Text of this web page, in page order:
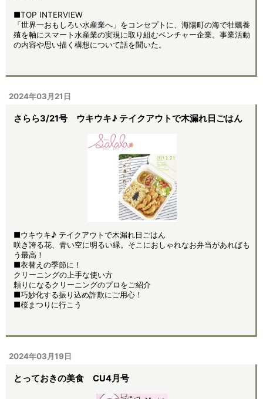
■TOP INTERVIEW
「世界一おもしろい水産業へ」をコンセプトに、海陽町の海で牡蠣養
殖を軸にスマート水産業の実現に取り組むベンチャー企業。事業活動
の内容や思い描く構想について話を聞いた。
2024年03月21日
さらら3/21号 ウキウキ♪ テイクアウトで木漏れ日ごはん
■ウキウキ♪ テイクアウトで木漏れ日ごはん
咲き誇る花、青い空に明るい緑。そこにおしゃれなお弁当があればも
う最高！
■衣替えの季節に！
クリーニングの上手な使い方
頼りになるクリーニングのプロをご紹介
■巧妙化する振り込め詐欺にご用心！
■桜まつりに行こう
2024年03月19日
とっておきの美食 CU4月号